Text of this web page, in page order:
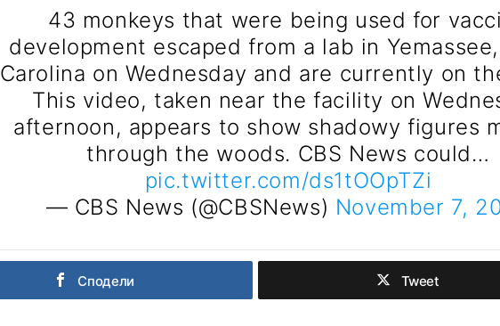
43 monkeys that were being used for
development escaped from a lab in
Carolina on Wednesday and are currently on
This video, taken near the facility on
afternoon, appears to show shadowy figures
through the woods. CBS News could…
pic.twitter.com/ds1tOOpTZi
— CBS News (@CBSNews) November 7,
Сподели Tweet